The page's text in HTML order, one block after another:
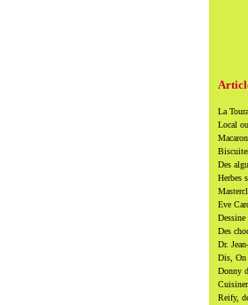
La
Local
Des
Herbes
Eve
Des
Dr.
Dis, On
Donny
Reify,